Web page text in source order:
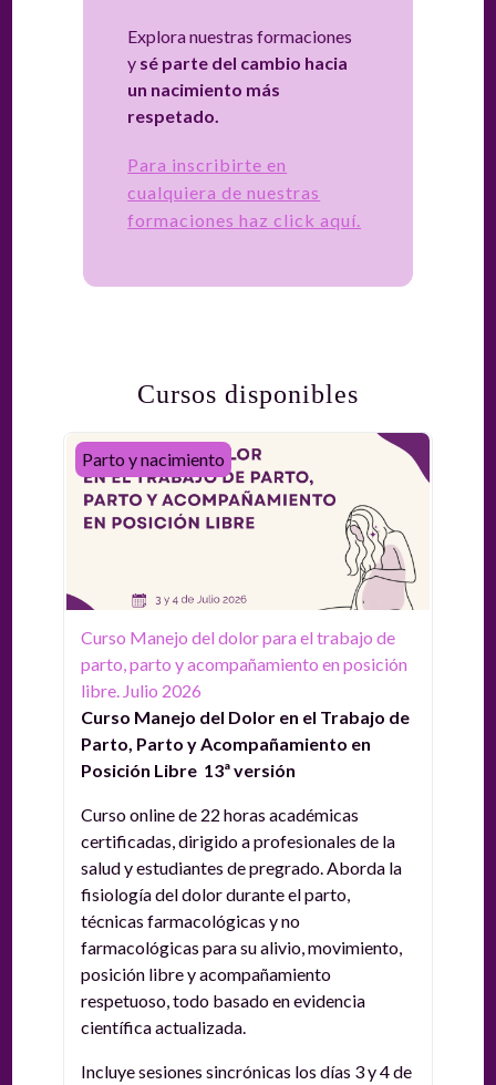
Explora nuestras formaciones
y sé parte del cambio hacia
un nacimiento más
respetado.
Para inscribirte en
cualquiera de nuestras
formaciones haz click aquí.
Cursos disponibles
Curso Manejo del dolor para el trabajo de parto, parto
Parto y nacimiento
Curso Manejo del dolor para el trabajo de
parto, parto y acompañamiento en posición
libre. Julio 2026
Curso Manejo del Dolor en el Trabajo de
Parto, Parto y Acompañamiento en
Posición Libre 13ª versión
Curso online de 22 horas académicas
certificadas, dirigido a profesionales de la
salud y estudiantes de pregrado. Aborda la
fisiología del dolor durante el parto,
técnicas farmacológicas y no
farmacológicas para su alivio, movimiento,
posición libre y acompañamiento
respetuoso, todo basado en evidencia
científica actualizada.
Incluye sesiones sincrónicas los días 3 y 4 de